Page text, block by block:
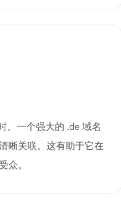
。一个强大的 .de 域名
晰关联。这有助于它在
众。